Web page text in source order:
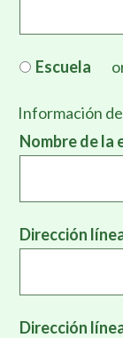
Escuela
Información
Nombre de la
Dirección
Dirección